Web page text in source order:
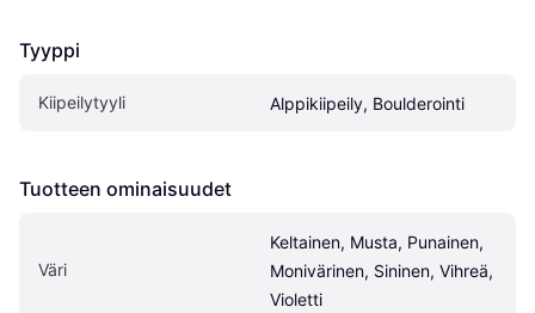
Tyyppi
Kiipeilytyyli Alppikiipeily, Boulderointi
Tuotteen ominaisuudet
Väri
Keltainen, Musta, Punainen,
Monivärinen, Sininen, Vihreä,
Violetti